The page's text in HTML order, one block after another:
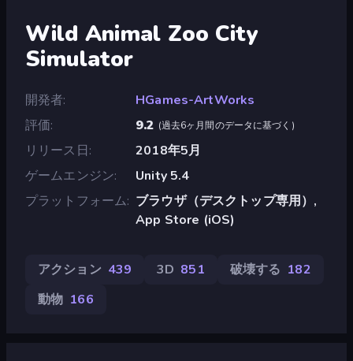
Wild Animal Zoo City
Simulator
開発者
HGames-ArtWorks
評価
9.2 (過去6ヶ月間のデータに基づく )
リリース日
2018年5月
ゲームエンジン
Unity 5.4
プラットフォーム ブラウザ（デスクトップ専用）,
App Store (iOS)
アクション 439 3D 851 破壊する 182
動物 166